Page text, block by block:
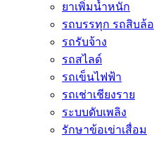
ยาเพิ่มน้ำหนัก
รถบรรทุก รถสิบล้อ
รถรับจ้าง
รถสไลด์
รถเข็นไฟฟ้า
รถเช่าเชียงราย
ระบบดับเพลิง
รักษาข้อเข่าเสื่อม